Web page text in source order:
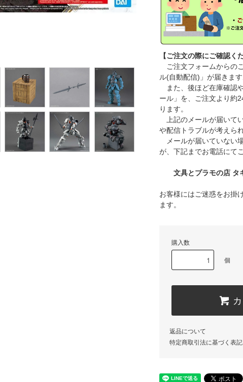
【ご注文の際にご確認く
ご注文フォームからの
ル(自動配信)」が届きます
また、後ほど在庫確認
ール」を、ご注文より約
ります。
上記のメールが届いて
や配信トラブルが考えられ
メールが届いていない
が、下記までお電話にて
文具とプラモの店
お客様にはご迷惑をお掛
ます。
購入数
個
返品について
特定商取引法に基づく表記